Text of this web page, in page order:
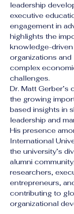
leadership
executive
engagement in
highlights the
knowledge-
organizations
complex
challenges.
Dr. Matt Gerber’s
the growing
based insights in
leadership and
His presence
International
the university’s
alumni
researchers,
entrepreneurs,
contributing to
organizational